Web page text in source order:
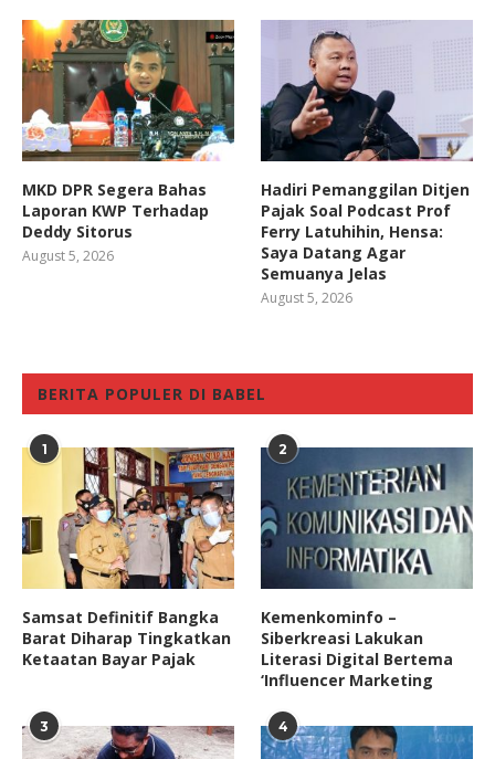
MKD DPR Segera Bahas
Laporan KWP Terhadap
Deddy Sitorus
August 5, 2026
Hadiri Pemanggilan Ditjen
Pajak Soal Podcast Prof
Ferry Latuhihin, Hensa:
Saya Datang Agar
Semuanya Jelas
August 5, 2026
BERITA POPULER DI BABEL
1
Samsat Definitif Bangka
Barat Diharap Tingkatkan
Ketaatan Bayar Pajak
2
Kemenkominfo –
Siberkreasi Lakukan
Literasi Digital Bertema
‘Influencer Marketing
3 4